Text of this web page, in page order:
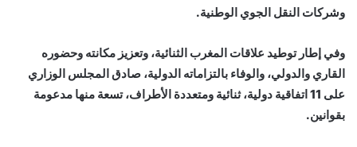
وشركات النقل الجوي الوطنية.
وفي إطار توطيد علاقات المغرب الثنائية، وتعزيز مكانته وحضوره
القاري والدولي، والوفاء بالتزاماته الدولية، صادق المجلس الوزاري
على 11 اتفاقية دولية، ثنائية ومتعددة الأطراف، تسعة منها مدعومة
بقوانين.